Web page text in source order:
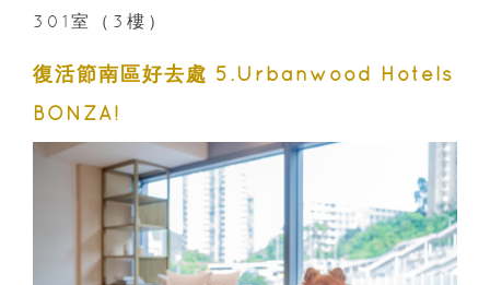
301室（3樓）
復活節南區好去處 5.Urbanwood Hotels
BONZA!